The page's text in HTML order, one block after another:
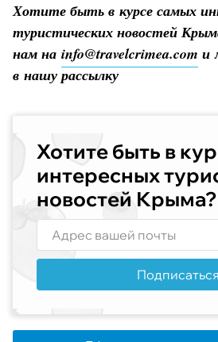
Хотите быть в курсе самых
туристических новостей
нам на info@travelcrimea.com и
в нашу рассылку
Хотите быть в
интересных
новостей Крыма?
Подписаться